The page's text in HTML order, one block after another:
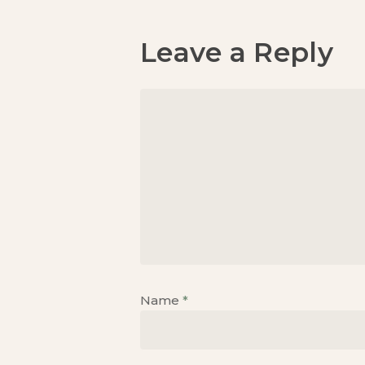
Leave a Reply
Name *